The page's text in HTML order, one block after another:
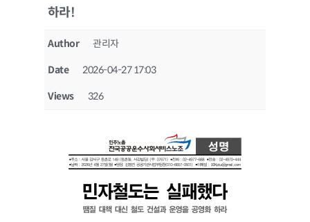
하라!
Author 관리자
Date 2026-04-27 17:03
Views 326